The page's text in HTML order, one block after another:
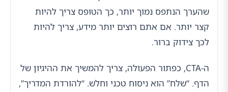
שהערך הנתפס נמוך יותר, כך הטופס צריך להיות
קצר יותר. אם אתם רוצים יותר מידע, צריך להיות
לכך צידוק ברור.
ה-CTA, כפתור הפעולה, צריך להמשיך את ההיגיון של
הדף. “שלח” הוא ניסוח טכני וחלש. “להורדת המדריך”,